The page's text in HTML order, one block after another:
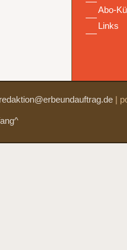
Abo-
Links
redaktion@erbeundauftrag.de|